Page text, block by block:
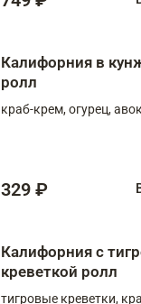
Калифорния в
ролл
краб-крем, огурец,
329 ₽
Калифорния с
креветкой ролл
тигровые креветки,